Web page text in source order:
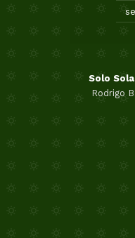
Solo
Rodrigo